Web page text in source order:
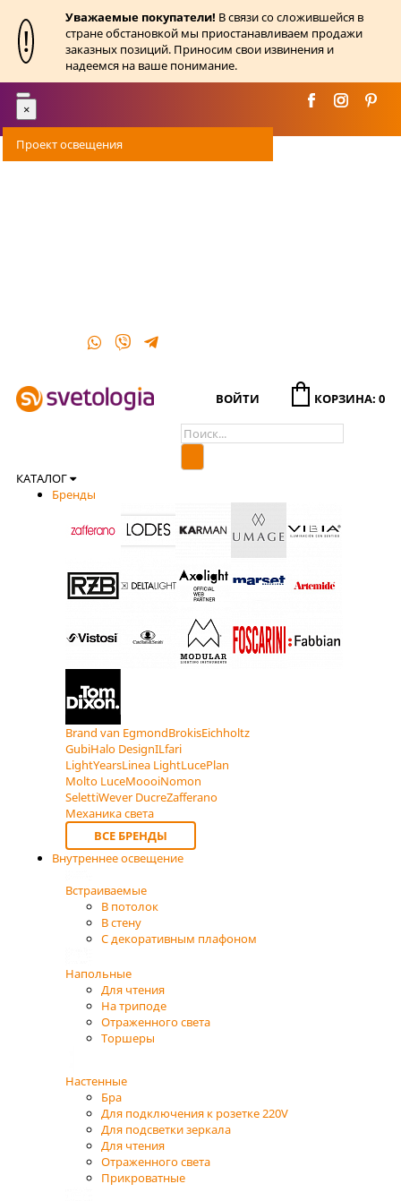
!
Уважаемые покупатели! В связи со сложившейся в
стране обстановкой мы приостанавливаем продажи
заказных позиций. Приносим свои извинения и
надеемся на ваше понимание.
Toggle
navigation
×
Проект освещения
ВОЙТИ КОРЗИНА: 0
КАТАЛОГ
Бренды
Brand van EgmondBrokisEichholtz
GubiHalo DesignILfari
LightYearsLinea LightLucePlan
Molto LuceMoooiNomon
SelettiWever DucreZafferano
Механика света
ВСЕ БРЕНДЫ
Внутреннее освещение
Встраиваемые
В потолок
В стену
С декоративным плафоном
Напольные
Для чтения
На триподе
Отраженного света
Торшеры
Настенные
Бра
Для подключения к розетке 220V
Для подсветки зеркала
Для чтения
Отраженного света
Прикроватные